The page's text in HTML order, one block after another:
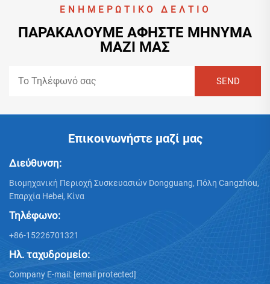
ΕΝΗΜΕΡΩΤΙΚΌ ΔΕΛΤΊΟ
ΠΑΡΑΚΑΛΟΎΜΕ ΑΦΉΣΤΕ ΜΉΝΥΜΑ
ΜΑΖΊ ΜΑΣ
Επικοινωνήστε μαζί μας
Διεύθυνση:
Βιομηχανική Περιοχή Συσκευασιών Dongguang, Πόλη Cangzhou,
Επαρχία Hebei, Κίνα
Τηλέφωνο:
+86-15226701321
Ηλ. ταχυδρομείο:
Company E-mail: [email protected]